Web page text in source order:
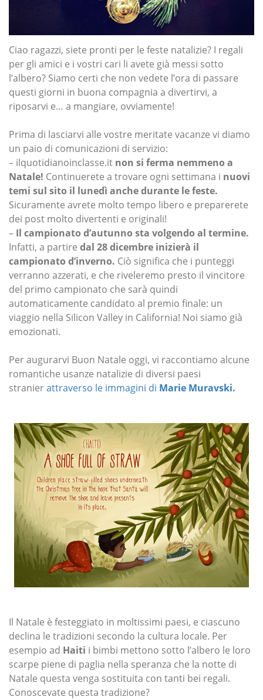
Ciao ragazzi, siete pronti per le feste natalizie? I regali
per gli amici e i vostri cari li avete già messi sotto
l’albero? Siamo certi che non vedete l’ora di passare
questi giorni in buona compagnia a divertirvi, a
riposarvi e… a mangiare, ovviamente!
Prima di lasciarvi alle vostre meritate vacanze vi diamo
un paio di comunicazioni di servizio:
– ilquotidianoinclasse.it non si ferma nemmeno a
Natale! Continuerete a trovare ogni settimana i nuovi
temi sul sito il lunedì anche durante le feste.
Sicuramente avrete molto tempo libero e preparerete
dei post molto divertenti e originali!
– Il campionato d’autunno sta volgendo al termine.
Infatti, a partire dal 28 dicembre inizierà il
campionato d’inverno. Ciò significa che i punteggi
verranno azzerati, e che riveleremo presto il vincitore
del primo campionato che sarà quindi
automaticamente candidato al premio finale: un
viaggio nella Silicon Valley in California! Noi siamo già
emozionati.
Per augurarvi Buon Natale oggi, vi raccontiamo alcune
romantiche usanze natalizie di diversi paesi
stranierattraverso le immagini di Marie Muravski.
Il Natale è festeggiato in moltissimi paesi, e ciascuno
declina le tradizioni secondo la cultura locale. Per
esempio ad Haiti i bimbi mettono sotto l’albero le loro
scarpe piene di paglia nella speranza che la notte di
Natale questa venga sostituita con tanti bei regali.
Conoscevate questa tradizione?